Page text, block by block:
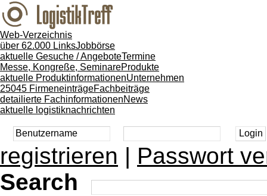
Web-Verzeichnis
über 62.000 LinksJobbörse
aktuelle Gesuche / AngeboteTermine
Messe, Kongreße, SeminareProdukte
aktuelle ProduktinformationenUnternehmen
25045 FirmeneinträgeFachbeiträge
detailierte FachinformationenNews
aktuelle logistiknachrichten
registrieren | Passwort
Search